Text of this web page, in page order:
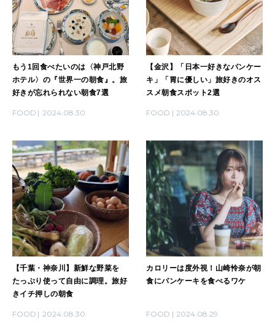
もう1回食べたいのは〈神戸北野
ホテル〉の『世界一の朝食』。旅
好きが忘れられない朝食7選
FOOD 2024.08.30
【金沢】「日本一好きなパンケー
キ」「胃に優しい」旅好きのオス
スメ朝食スポット2選
FOOD 2024.08.30
【千葉・神奈川】新鮮な野菜を
たっぷり使って自由に調理。旅好
きイチ押しの朝食
FOOD 2024.08.30
カロリーは度外視！山崎怜奈が朝
食にパンケーキを食べるワケ
FOOD 2024.08.29